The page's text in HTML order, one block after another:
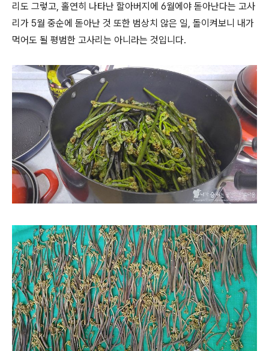
리도 그렇고, 홀연히 나타난 할아버지에 6월에야 돋아난다는 고사
리가 5월 중순에 돋아난 것 또한 범상치 않은 일, 돌이켜보니 내가
먹어도 될 평범한 고사리는 아니라는 것입니다.